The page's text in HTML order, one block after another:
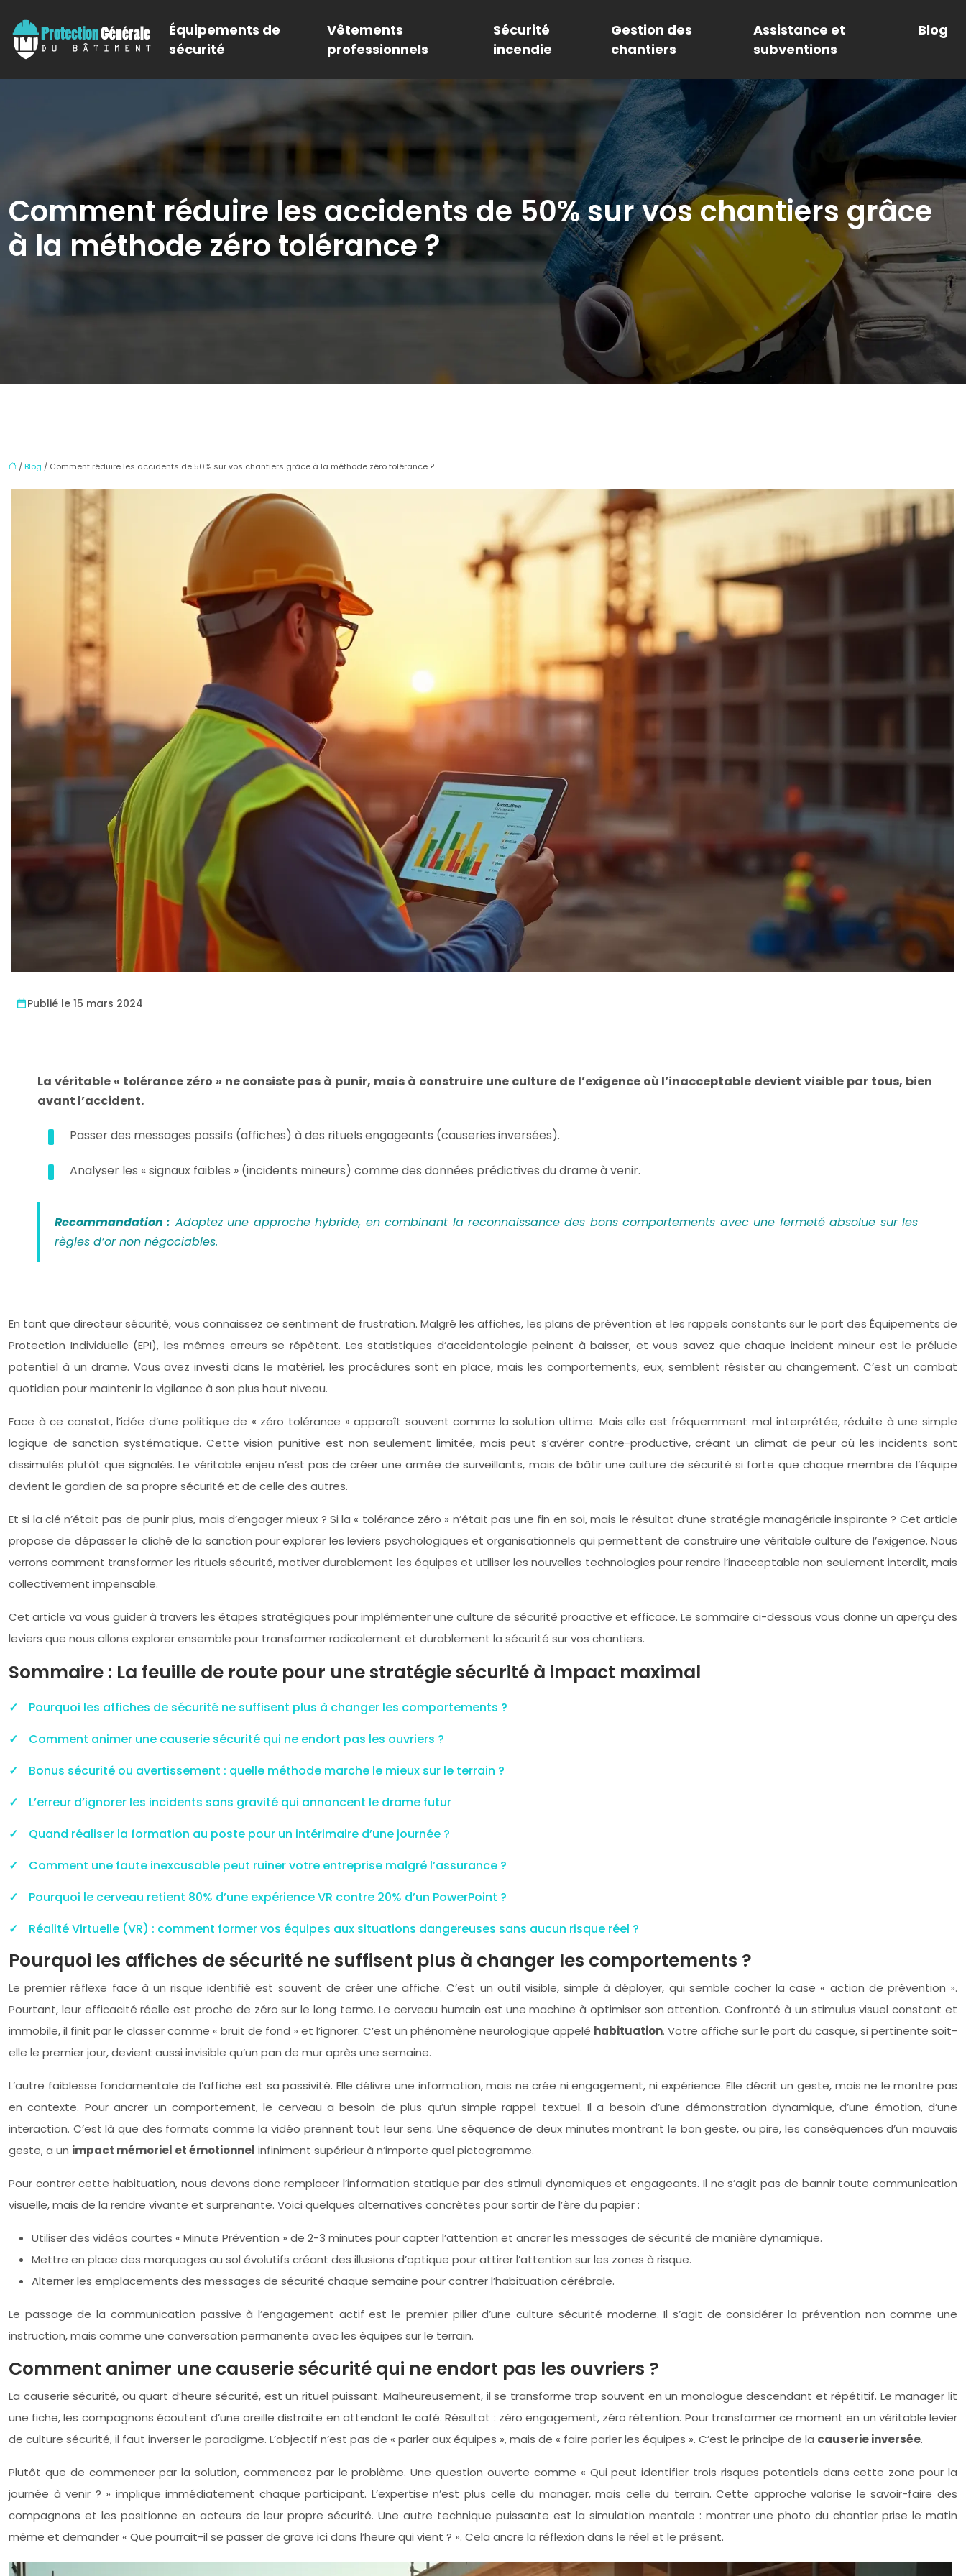
Équipements de
sécurité
Vêtements
professionnels
Sécurité
incendie
Gestion des
chantiers
Assistance et
subventions
Blog
Comment réduire les accidents de 50% sur vos chantiers grâce
à la méthode zéro tolérance ?
/ Blog / Comment réduire les accidents de 50% sur vos chantiers grâce à la méthode zéro tolérance ?
Publié le 15 mars 2024
La véritable « tolérance zéro » ne consiste pas à punir, mais à construire une culture de l’exigence où l’inacceptable devient visible par tous, bien
avant l’accident.
Passer des messages passifs (affiches) à des rituels engageants (causeries inversées).
Analyser les « signaux faibles » (incidents mineurs) comme des données prédictives du drame à venir.
Recommandation : Adoptez une approche hybride, en combinant la reconnaissance des bons comportements avec une fermeté absolue sur les
règles d’or non négociables.
En tant que directeur sécurité, vous connaissez ce sentiment de frustration. Malgré les affiches, les plans de prévention et les rappels constants sur le port des Équipements de
Protection Individuelle (EPI), les mêmes erreurs se répètent. Les statistiques d’accidentologie peinent à baisser, et vous savez que chaque incident mineur est le prélude
potentiel à un drame. Vous avez investi dans le matériel, les procédures sont en place, mais les comportements, eux, semblent résister au changement. C’est un combat
quotidien pour maintenir la vigilance à son plus haut niveau.
Face à ce constat, l’idée d’une politique de « zéro tolérance » apparaît souvent comme la solution ultime. Mais elle est fréquemment mal interprétée, réduite à une simple
logique de sanction systématique. Cette vision punitive est non seulement limitée, mais peut s’avérer contre-productive, créant un climat de peur où les incidents sont
dissimulés plutôt que signalés. Le véritable enjeu n’est pas de créer une armée de surveillants, mais de bâtir une culture de sécurité si forte que chaque membre de l’équipe
devient le gardien de sa propre sécurité et de celle des autres.
Et si la clé n’était pas de punir plus, mais d’engager mieux ? Si la « tolérance zéro » n’était pas une fin en soi, mais le résultat d’une stratégie managériale inspirante ? Cet article
propose de dépasser le cliché de la sanction pour explorer les leviers psychologiques et organisationnels qui permettent de construire une véritable culture de l’exigence. Nous
verrons comment transformer les rituels sécurité, motiver durablement les équipes et utiliser les nouvelles technologies pour rendre l’inacceptable non seulement interdit, mais
collectivement impensable.
Cet article va vous guider à travers les étapes stratégiques pour implémenter une culture de sécurité proactive et efficace. Le sommaire ci-dessous vous donne un aperçu des
leviers que nous allons explorer ensemble pour transformer radicalement et durablement la sécurité sur vos chantiers.
Sommaire : La feuille de route pour une stratégie sécurité à impact maximal
Pourquoi les affiches de sécurité ne suffisent plus à changer les comportements ?
Comment animer une causerie sécurité qui ne endort pas les ouvriers ?
Bonus sécurité ou avertissement : quelle méthode marche le mieux sur le terrain ?
L’erreur d’ignorer les incidents sans gravité qui annoncent le drame futur
Quand réaliser la formation au poste pour un intérimaire d’une journée ?
Comment une faute inexcusable peut ruiner votre entreprise malgré l’assurance ?
Pourquoi le cerveau retient 80% d’une expérience VR contre 20% d’un PowerPoint ?
Réalité Virtuelle (VR) : comment former vos équipes aux situations dangereuses sans aucun risque réel ?
Pourquoi les affiches de sécurité ne suffisent plus à changer les comportements ?
Le premier réflexe face à un risque identifié est souvent de créer une affiche. C’est un outil visible, simple à déployer, qui semble cocher la case « action de prévention ».
Pourtant, leur efficacité réelle est proche de zéro sur le long terme. Le cerveau humain est une machine à optimiser son attention. Confronté à un stimulus visuel constant et
immobile, il finit par le classer comme « bruit de fond » et l’ignorer. C’est un phénomène neurologique appelé habituation. Votre affiche sur le port du casque, si pertinente soit-
elle le premier jour, devient aussi invisible qu’un pan de mur après une semaine.
L’autre faiblesse fondamentale de l’affiche est sa passivité. Elle délivre une information, mais ne crée ni engagement, ni expérience. Elle décrit un geste, mais ne le montre pas
en contexte. Pour ancrer un comportement, le cerveau a besoin de plus qu’un simple rappel textuel. Il a besoin d’une démonstration dynamique, d’une émotion, d’une
interaction. C’est là que des formats comme la vidéo prennent tout leur sens. Une séquence de deux minutes montrant le bon geste, ou pire, les conséquences d’un mauvais
geste, a un impact mémoriel et émotionnel infiniment supérieur à n’importe quel pictogramme.
Pour contrer cette habituation, nous devons donc remplacer l’information statique par des stimuli dynamiques et engageants. Il ne s’agit pas de bannir toute communication
visuelle, mais de la rendre vivante et surprenante. Voici quelques alternatives concrètes pour sortir de l’ère du papier :
Utiliser des vidéos courtes « Minute Prévention » de 2-3 minutes pour capter l’attention et ancrer les messages de sécurité de manière dynamique.
Mettre en place des marquages au sol évolutifs créant des illusions d’optique pour attirer l’attention sur les zones à risque.
Alterner les emplacements des messages de sécurité chaque semaine pour contrer l’habituation cérébrale.
Le passage de la communication passive à l’engagement actif est le premier pilier d’une culture sécurité moderne. Il s’agit de considérer la prévention non comme une
instruction, mais comme une conversation permanente avec les équipes sur le terrain.
Comment animer une causerie sécurité qui ne endort pas les ouvriers ?
La causerie sécurité, ou quart d’heure sécurité, est un rituel puissant. Malheureusement, il se transforme trop souvent en un monologue descendant et répétitif. Le manager lit
une fiche, les compagnons écoutent d’une oreille distraite en attendant le café. Résultat : zéro engagement, zéro rétention. Pour transformer ce moment en un véritable levier
de culture sécurité, il faut inverser le paradigme. L’objectif n’est pas de « parler aux équipes », mais de « faire parler les équipes ». C’est le principe de la causerie inversée.
Plutôt que de commencer par la solution, commencez par le problème. Une question ouverte comme « Qui peut identifier trois risques potentiels dans cette zone pour la
journée à venir ? » implique immédiatement chaque participant. L’expertise n’est plus celle du manager, mais celle du terrain. Cette approche valorise le savoir-faire des
compagnons et les positionne en acteurs de leur propre sécurité. Une autre technique puissante est la simulation mentale : montrer une photo du chantier prise le matin
même et demander « Que pourrait-il se passer de grave ici dans l’heure qui vient ? ». Cela ancre la réflexion dans le réel et le présent.